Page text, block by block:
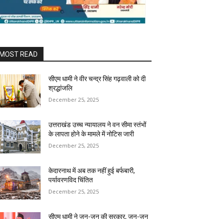
READ
सीएम धामी ने वीर चन्द्र सिंह गढ़वाली को दी
श्रद्धांजलि
December 25, 2025
उत्तराखंड उच्च न्यायालय ने वन सीमा स्तंभों
के लापता होने के मामले में नोटिस जारी
December 25, 2025
केदारनाथ में अब तक नहीं हुई बर्फबारी,
पर्यावरणविद चिंतित
December 25, 2025
सीएम धामी ने जन-जन की सरकार, जन-जन